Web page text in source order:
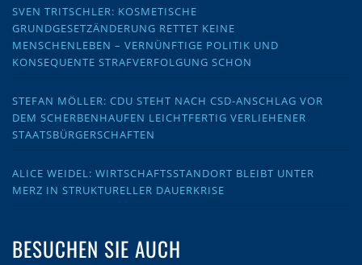
SVEN TRITSCHLER: KOSMETISCHE
GRUNDGESETZÄNDERUNG RETTET KEINE
MENSCHENLEBEN – VERNÜNFTIGE POLITIK UND
KONSEQUENTE STRAFVERFOLGUNG SCHON
STEFAN MÖLLER: CDU STEHT NACH CSD-ANSCHLAG VOR
DEM SCHERBENHAUFEN LEICHTFERTIG VERLIEHENER
STAATSBÜRGERSCHAFTEN
ALICE WEIDEL: WIRTSCHAFTSSTANDORT BLEIBT UNTER
MERZ IN STRUKTURELLER DAUERKRISE
BESUCHEN SIE AUCH